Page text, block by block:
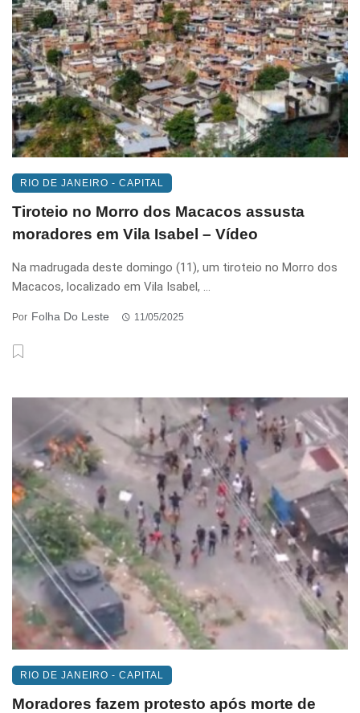
RIO DE JANEIRO - CAPITAL
Tiroteio no Morro dos Macacos assusta
moradores em Vila Isabel – Vídeo
Na madrugada deste domingo (11), um tiroteio no Morro dos
Macacos, localizado em Vila Isabel, ...
Por Folha Do Leste 11/05/2025
RIO DE JANEIRO - CAPITAL
Moradores fazem protesto após morte de